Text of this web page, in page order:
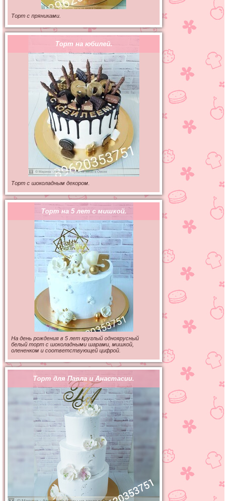
Торт с пряниками.
Торт на юбилей.
Торт с шоколадным декором.
Торт на 5 лет с мишкой.
На день рождения в 5 лет круглый одноярусный
белый торт с шоколадными шарами, мишкой,
олененком и соответствующей цифрой.
Торт для Павла и Анастасии.